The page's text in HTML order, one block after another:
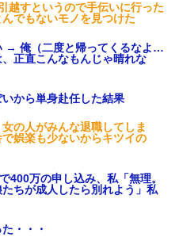
越すというので手伝いに行った
でもないモノを見つけた
→ 俺（二度と帰ってくるなよ…
正直こんなもんじゃ晴れな
いから単身赴任した結果
の人がみんな退職してしま
娯楽も少ないからキツイの
400万の申し込み、私「無理。
ちが成人したら別れよう」私
・・・